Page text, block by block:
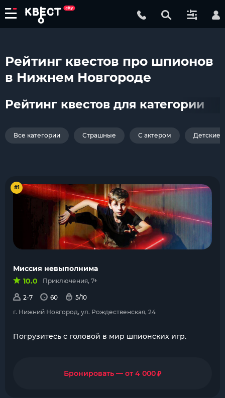
Рейтинг квестов про шпионов
в Нижнем Новгороде
Рейтинг квестов для категории
Все категории Страшные С актером Детские
#1
Миссия невыполнима
10.0
Приключения, 7+
2-7 60
5/10
г. Нижний Новгород, ул. Рождественская, 24
Погрузитесь с головой в мир шпионских игр.
Бронировать — от 4 000₽